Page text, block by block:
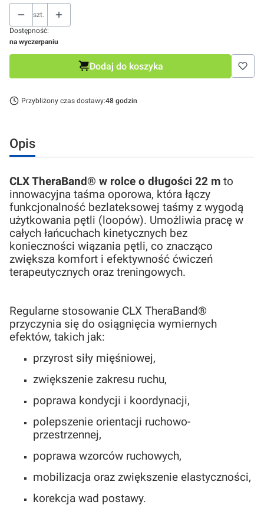
szt.
Dostępność:
na wyczerpaniu
Dodaj do koszyka
Przybliżony czas dostawy:48 godzin
Opis
CLX TheraBand® w rolce o długości 22 m to
innowacyjna taśma oporowa, która łączy
funkcjonalność bezlateksowej taśmy z wygodą
użytkowania pętli (loopów). Umożliwia pracę w
całych łańcuchach kinetycznych bez
konieczności wiązania pętli, co znacząco
zwiększa komfort i efektywność ćwiczeń
terapeutycznych oraz treningowych.
Regularne stosowanie CLX TheraBand®
przyczynia się do osiągnięcia wymiernych
efektów, takich jak:
przyrost siły mięśniowej,
zwiększenie zakresu ruchu,
poprawa kondycji i koordynacji,
polepszenie orientacji ruchowo-
przestrzennej,
poprawa wzorców ruchowych,
mobilizacja oraz zwiększenie elastyczności,
korekcja wad postawy.